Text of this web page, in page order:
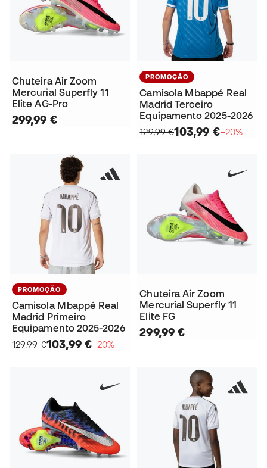
Chuteira Air Zoom
Mercurial Superfly 11
Elite AG-Pro
299,99 €
PROMOÇÃO
Camisola Mbappé Real
Madrid Terceiro
Equipamento 2025-2026
129,99 €103,99 €−20%
PROMOÇÃO
Camisola Mbappé Real
Madrid Primeiro
Equipamento 2025-2026
129,99 €103,99 €−20%
Chuteira Air Zoom
Mercurial Superfly 11
Elite FG
299,99 €